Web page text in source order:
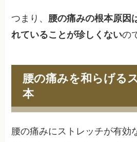
つまり、 腰の痛みの根本原因
れていることが珍しくないの
腰の痛みを和らげる
本
腰の痛みにストレッチが有効